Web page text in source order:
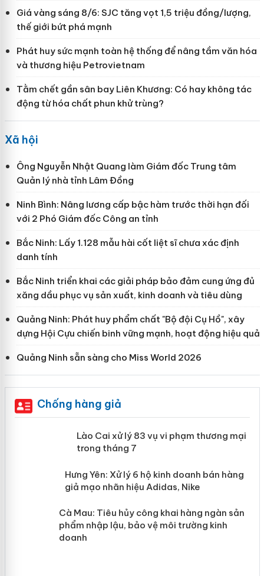
Giá vàng sáng 8/6: SJC tăng vọt 1,5 triệu đồng/lượng,
thế giới bứt phá mạnh
Phát huy sức mạnh toàn hệ thống để nâng tầm văn hóa
và thương hiệu Petrovietnam
Tằm chết gần sân bay Liên Khương: Có hay không tác
động từ hóa chất phun khử trùng?
Xã hội
Ông Nguyễn Nhật Quang làm Giám đốc Trung tâm
Quản lý nhà tỉnh Lâm Đồng
Ninh Bình: Nâng lương cấp bậc hàm trước thời hạn đối
với 2 Phó Giám đốc Công an tỉnh
Bắc Ninh: Lấy 1.128 mẫu hài cốt liệt sĩ chưa xác định
danh tính
Bắc Ninh triển khai các giải pháp bảo đảm cung ứng đủ
xăng dầu phục vụ sản xuất, kinh doanh và tiêu dùng
Quảng Ninh: Phát huy phẩm chất "Bộ đội Cụ Hồ", xây
dựng Hội Cựu chiến binh vững mạnh, hoạt động hiệu quả
Quảng Ninh sẵn sàng cho Miss World 2026
Chống hàng giả
Lào Cai xử lý 83 vụ vi phạm thương
mại trong tháng 7
Hưng Yên: Xử lý 6 hộ kinh doanh bán
hàng giả mạo nhãn hiệu Adidas, Nike